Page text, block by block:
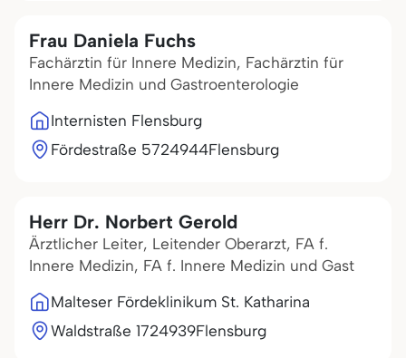
Frau Daniela Fuchs
Fachärztin für Innere Medizin, Fachärztin für
Innere Medizin und Gastroenterologie
Internisten Flensburg
Fördestraße 5724944Flensburg
Herr Dr. Norbert Gerold
Ärztlicher Leiter, Leitender Oberarzt, FA f.
Innere Medizin, FA f. Innere Medizin und Gast
Malteser Fördeklinikum St. Katharina
Waldstraße 1724939Flensburg